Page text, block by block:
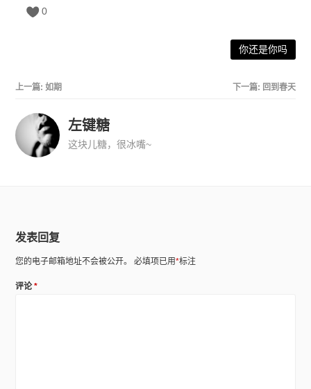
0
你还是你吗
上一篇:如期 下一篇: 回到春天
左键糖
这块儿糖，很冰嘴~
发表回复
您的电子邮箱地址不会被公开。 必填项已用*标注
评论*